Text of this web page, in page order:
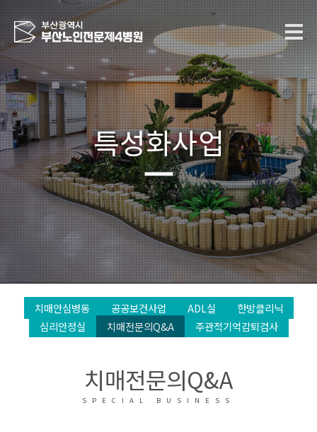
특성화사업
치매안심병동 공공보건사업 ADL실
한방클리닉
심리안정실
치매전문의Q&A 주관적기억감퇴검사
치매전문의Q&A
SPECIAL BUSINESS